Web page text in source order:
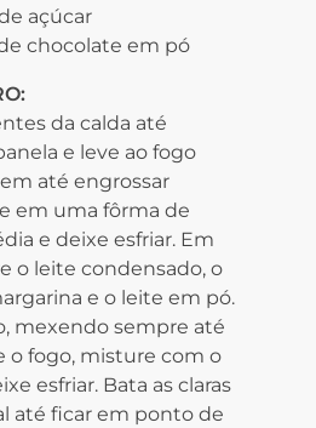
açúcar
chocolate em pó
da calda até
e leve ao fogo
até engrossar
em uma fôrma de
e deixe esfriar. Em
o leite condensado, o
e o leite em pó.
mexendo sempre até
o fogo, misture com o
esfriar. Bata as claras
até ficar em ponto de